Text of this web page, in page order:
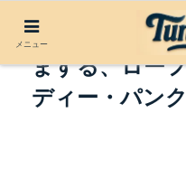
Cloud
まする、ロー
ディー・パンク
メニュー